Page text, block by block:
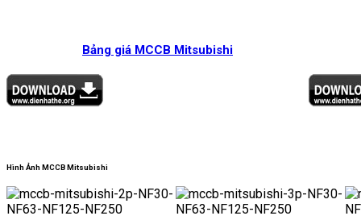
Bảng giá MCCB Mitsubishi
Hình Ảnh MCCB Mitsubishi